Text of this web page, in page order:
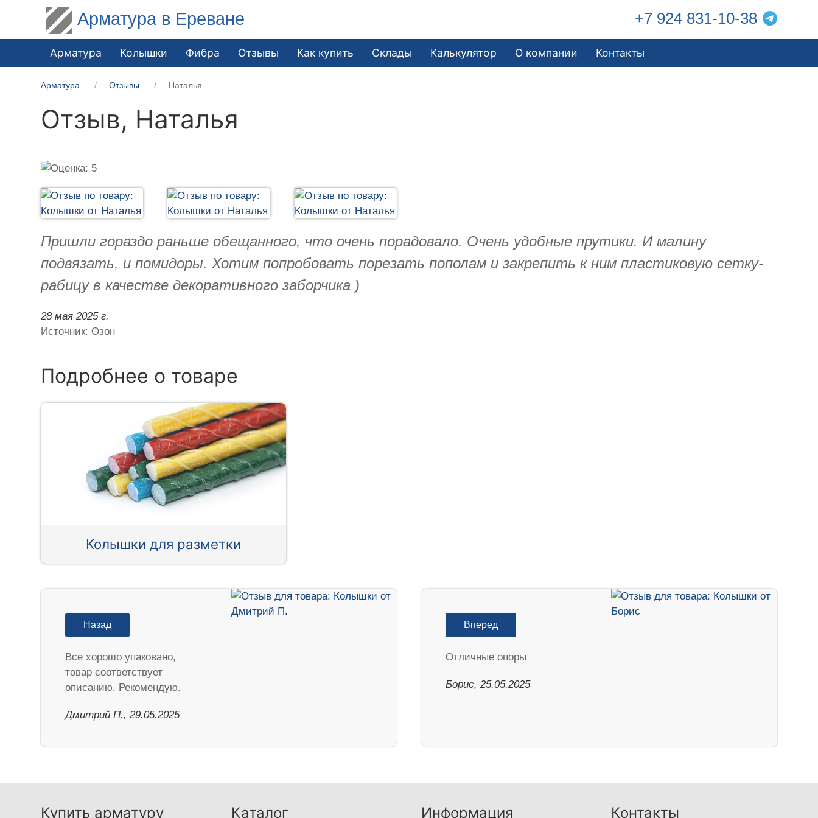
Арматура в Ереване +7 924 831-10-38
Арматура Колышки Фибра Отзывы Как купить Склады Калькулятор О компании Контакты
Арматура Отзывы Наталья
Отзыв, Наталья
Пришли гораздо раньше обещанного, что очень порадовало. Очень удобные прутики. И малину
подвязать, и помидоры. Хотим попробовать порезать пополам и закрепить к ним пластиковую сетку-
рабицу в качестве декоративного заборчика )
28 мая 2025 г.
Источник: Озон
Подробнее о товаре
Колышки для разметки
Назад
Все хорошо упаковано,
товар соответствует
описанию. Рекомендую.
Дмитрий П., 29.05.2025
Вперед
Отличные опоры
Борис, 25.05.2025
Купить арматуру Каталог Информация Контакты